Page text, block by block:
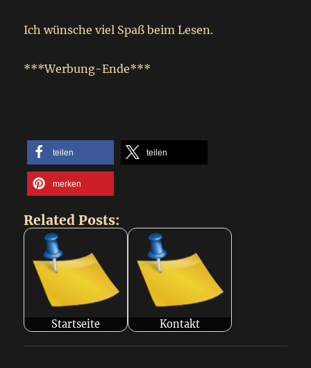
Ich wünsche viel Spaß beim Lesen.
***Werbung-Ende***
teilen teilen
merken
Related Posts:
Startseite Kontakt